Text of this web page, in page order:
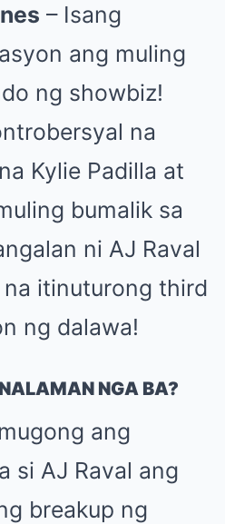
– Isang
ang muling
ng showbiz!
na
Kylie Padilla at
bumalik sa
ni AJ Raval
itinuturong third
ng dalawa!
NGA BA?
ang
si AJ Raval ang
breakup ng